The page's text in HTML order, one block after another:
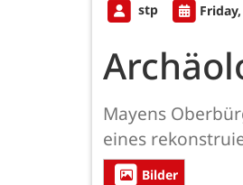
stp
Mayens
eines
Bilder